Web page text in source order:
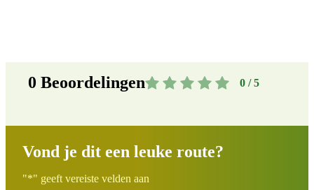
0 Beoordelingen 0 / 5
Vond je dit een leuke route?
"*" geeft vereiste velden aan